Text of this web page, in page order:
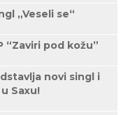
„Veseli se“
“Zaviri pod kožu”
novi singl i
Saxu!